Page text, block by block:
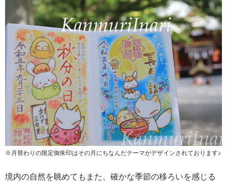
※月替わりの限定御朱印はその月にちなんだテーマがデザインされております♪
境内の自然を眺めてもまた、確かな季節の移ろいを感じる